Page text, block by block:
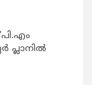
പ്ലാനിൽ